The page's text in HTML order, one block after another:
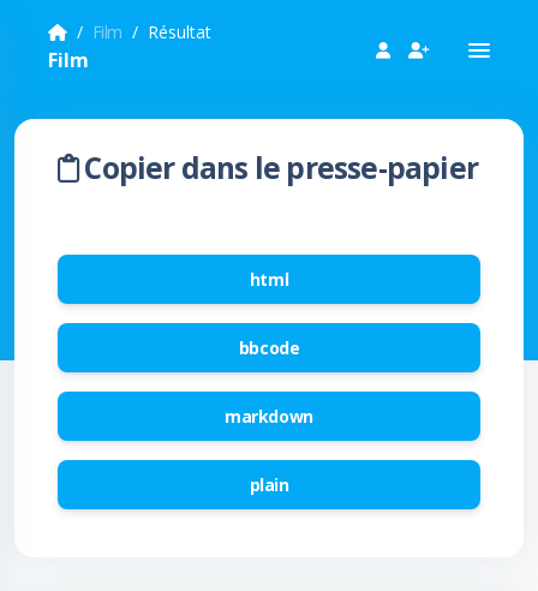
Film Résultat
Film
Copier dans le presse-papier
html
bbcode
markdown
plain